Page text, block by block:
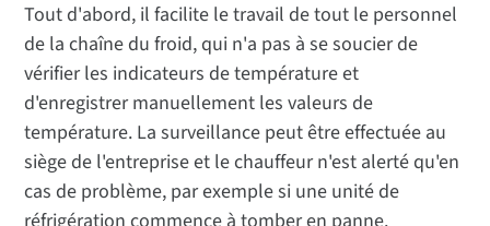
Tout d'abord, il facilite le travail de tout le personnel
de la chaîne du froid, qui n'a pas à se soucier de
vérifier les indicateurs de température et
d'enregistrer manuellement les valeurs de
température. La surveillance peut être effectuée au
siège de l'entreprise et le chauffeur n'est alerté qu'en
cas de problème, par exemple si une unité de